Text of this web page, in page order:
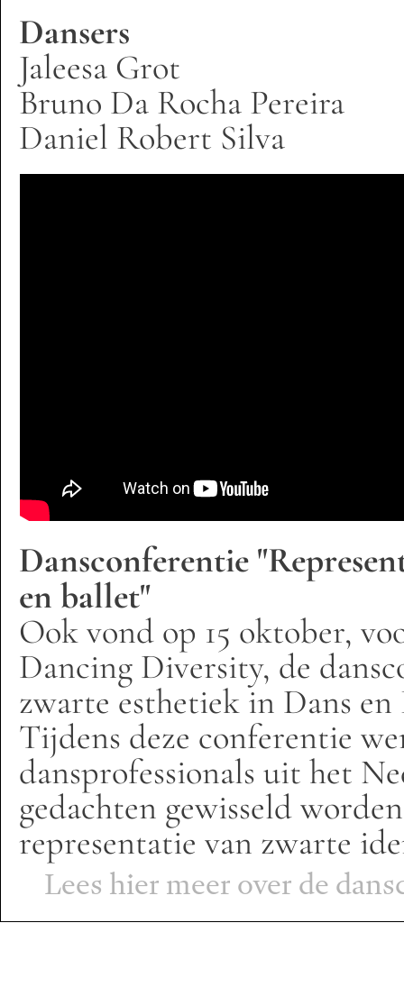
Dansers
Jaleesa Grot
Bruno Da Rocha Pereira
Daniel Robert Silva
Dansconferentie
en ballet"
Ook vond op 15 oktober,
Dancing Diversity, de
zwarte esthetiek in Dans en
Tijdens deze conferentie
dansprofessionals uit het
gedachten gewisseld
representatie van zwarte
Lees hier meer over de